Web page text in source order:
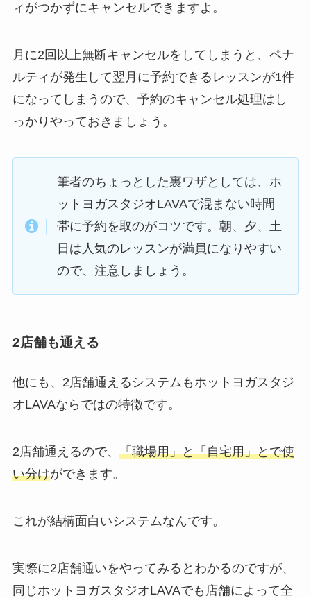
ィがつかずにキャンセルできますよ。
月に2回以上無断キャンセルをしてしまうと、ペナ
ルティが発生して翌月に予約できるレッスンが1件
になってしまうので、予約のキャンセル処理はし
っかりやっておきましょう。
筆者のちょっとした裏ワザとしては、ホ
ットヨガスタジオLAVAで混まない時間
帯に予約を取のがコツです。朝、夕、土
日は人気のレッスンが満員になりやすい
ので、注意しましょう。
2店舗も通える
他にも、2店舗通えるシステムもホットヨガスタジ
オLAVAならではの特徴です。
2店舗通えるので、 「職場用」と「自宅用」とで使
い分けができます。
これが結構面白いシステムなんです。
実際に2店舗通いをやってみるとわかるのですが、
同じホットヨガスタジオLAVAでも店舗によって全